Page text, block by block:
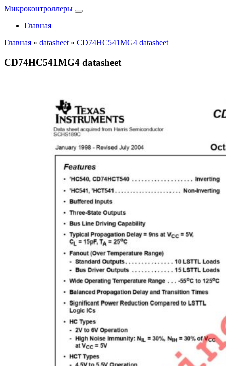
Микроконтроллеры
Главная
Главная » datasheet » CD74HC541MG4 datasheet
CD74HC541MG4 datasheet